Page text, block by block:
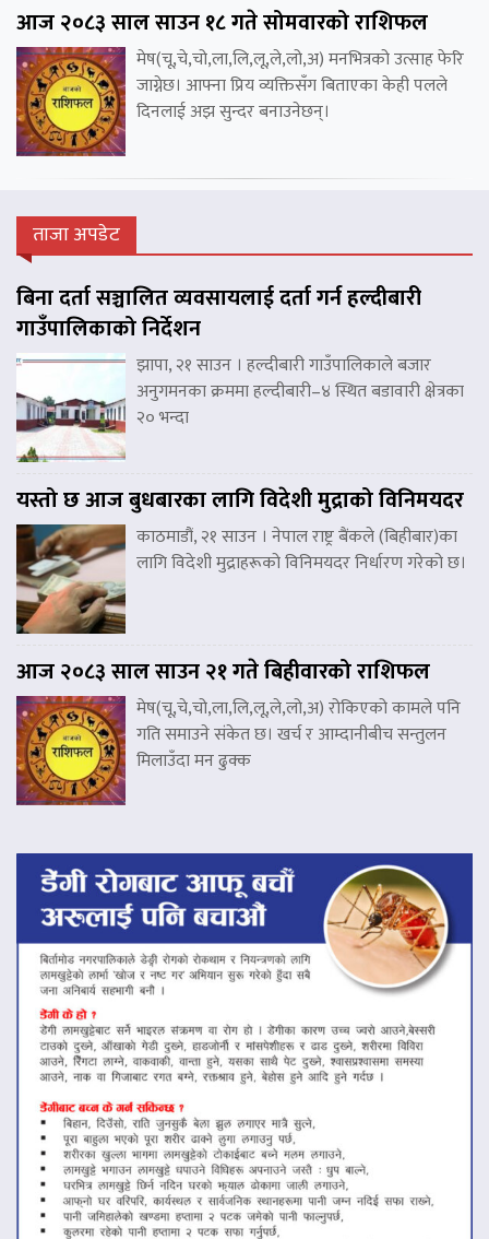
आज २०८३ साल साउन १८ गते सोमवारको राशिफल
मेष(चू,चे,चो,ला,लि,लू,ले,लो,अ) मनभित्रको उत्साह फेरि
जाग्नेछ। आफ्ना प्रिय व्यक्तिसँग बिताएका केही पलले
दिनलाई अझ सुन्दर बनाउनेछन्।
ताजा अपडेट
बिना दर्ता सञ्चालित व्यवसायलाई दर्ता गर्न हल्दीबारी
गाउँपालिकाको निर्देशन
झापा, २१ साउन । हल्दीबारी गाउँपालिकाले बजार
अनुगमनका क्रममा हल्दीबारी–४ स्थित बडावारी क्षेत्रका
२० भन्दा
यस्तो छ आज बुधबारका लागि विदेशी मुद्राको विनिमयदर
काठमाडौं, २१ साउन । नेपाल राष्ट्र बैंकले (बिहीबार)का
लागि विदेशी मुद्राहरूको विनिमयदर निर्धारण गरेको छ।
आज २०८३ साल साउन २१ गते बिहीवारको राशिफल
मेष(चू,चे,चो,ला,लि,लू,ले,लो,अ) रोकिएको कामले पनि
गति समाउने संकेत छ। खर्च र आम्दानीबीच सन्तुलन
मिलाउँदा मन ढुक्क